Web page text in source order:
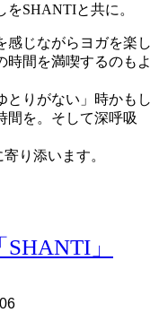
SHANTIと共に。
感じながらヨガを楽し
時間を満喫するのもよ
とりがない」時かもし
間を。そして深呼吸
り添います。